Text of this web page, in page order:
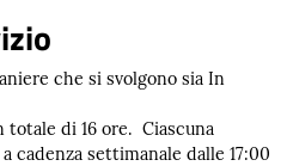
che si svolgono sia In
totale di 16 ore. Ciascuna
cadenza settimanale dalle 17:00